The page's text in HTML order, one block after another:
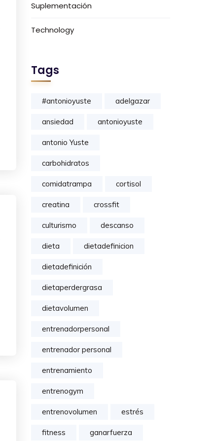
Suplementación
Technology
Tags
#antonioyuste adelgazar
ansiedad antonioyuste
antonio Yuste
carbohidratos
comidatrampa cortisol
creatina crossfit
culturismo descanso
dieta dietadefinicion
dietadefinición
dietaperdergrasa
dietavolumen
entrenadorpersonal
entrenador personal
entrenamiento
entrenogym
entrenovolumen estrés
fitness ganarfuerza